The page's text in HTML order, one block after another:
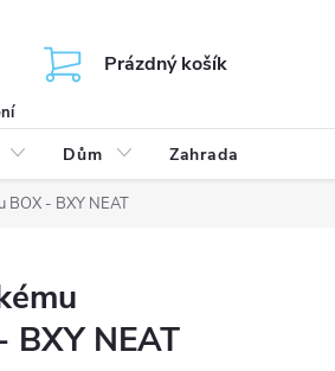
Prázdný košík
Dům Zahrada
BOX - BXY NEAT
NEAT